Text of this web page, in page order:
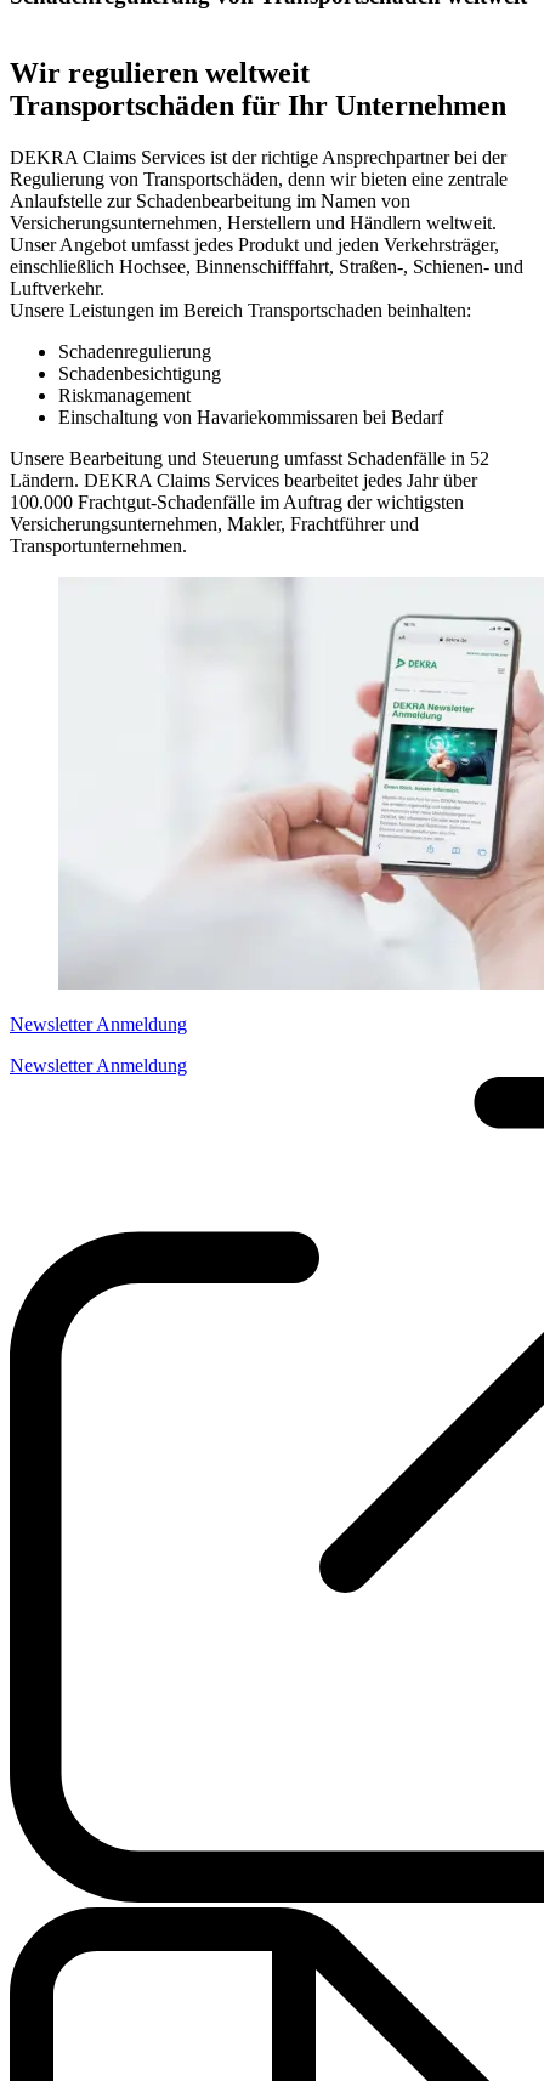
Wir regulieren weltweit
Transportschäden für Ihr Unternehmen
DEKRA Claims Services ist der richtige Ansprechpartner bei der
Regulierung von Transportschäden, denn wir bieten eine zentrale
Anlaufstelle zur Schadenbearbeitung im Namen von
Versicherungsunternehmen, Herstellern und Händlern weltweit.
Unser Angebot umfasst jedes Produkt und jeden Verkehrsträger,
einschließlich Hochsee, Binnenschifffahrt, Straßen-, Schienen- und
Luftverkehr.
Unsere Leistungen im Bereich Transportschaden beinhalten:
Schadenregulierung
Schadenbesichtigung
Riskmanagement
Einschaltung von Havariekommissaren bei Bedarf
Unsere Bearbeitung und Steuerung umfasst Schadenfälle in 52
Ländern. DEKRA Claims Services bearbeitet jedes Jahr über
100.000 Frachtgut-Schadenfälle im Auftrag der wichtigsten
Versicherungsunternehmen, Makler, Frachtführer und
Transportunternehmen.
Newsletter Anmeldung
Newsletter Anmeldung